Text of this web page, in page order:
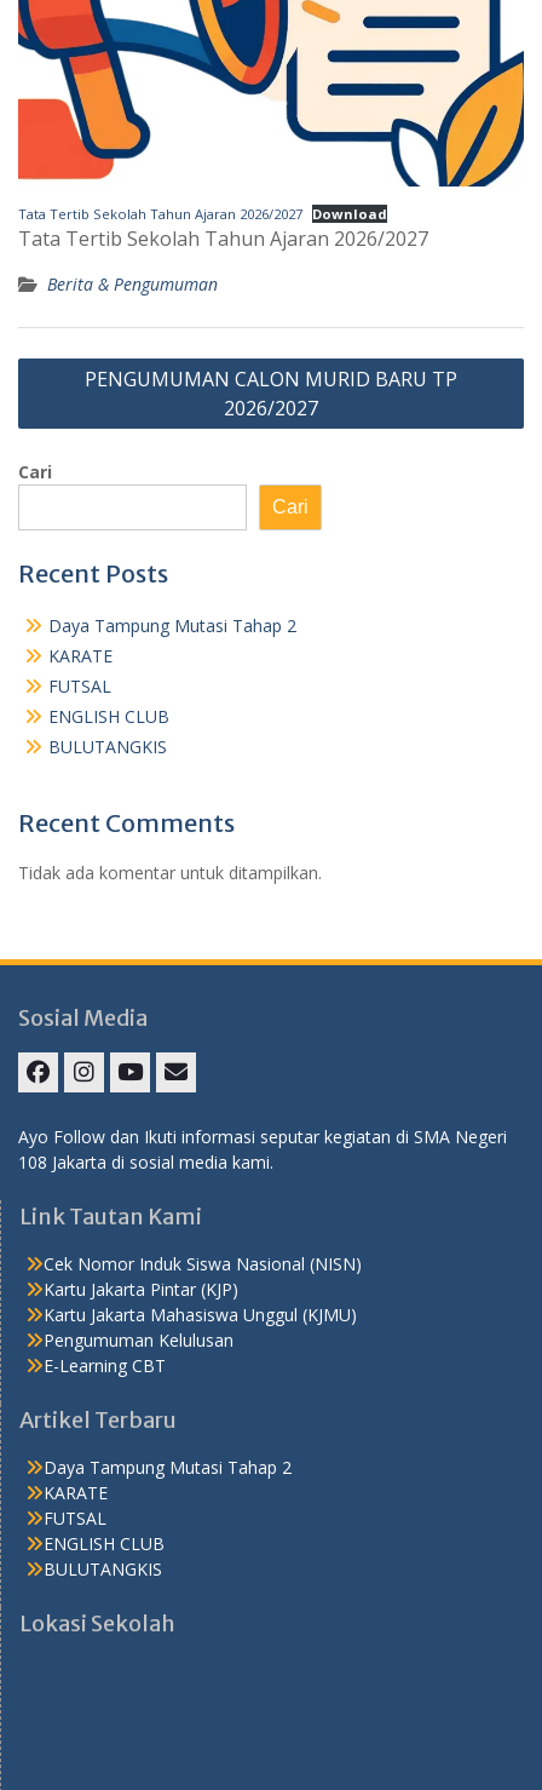
Tata Tertib Sekolah Tahun Ajaran 2026/2027 Download
Tata Tertib Sekolah Tahun Ajaran 2026/2027
Berita & Pengumuman
Navigasi
PENGUMUMAN CALON MURID BARU TP
2026/2027
Cari
Cari
Recent Posts
Daya Tampung Mutasi Tahap 2
KARATE
FUTSAL
ENGLISH CLUB
BULUTANGKIS
Recent Comments
Tidak ada komentar untuk ditampilkan.
Sosial Media
Mail
Ayo Follow dan Ikuti informasi seputar kegiatan di SMA Negeri
108 Jakarta di sosial media kami.
Link Tautan Kami
Cek Nomor Induk Siswa Nasional (NISN)
Kartu Jakarta Pintar (KJP)
Kartu Jakarta Mahasiswa Unggul (KJMU)
Pengumuman Kelulusan
E-Learning CBT
Artikel Terbaru
Daya Tampung Mutasi Tahap 2
KARATE
FUTSAL
ENGLISH CLUB
BULUTANGKIS
Lokasi Sekolah